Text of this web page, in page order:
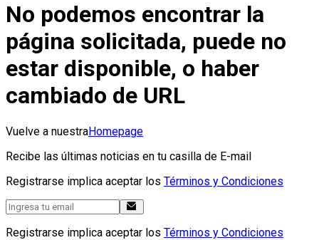
No podemos encontrar la
página solicitada, puede no
estar disponible, o haber
cambiado de URL
Vuelve a nuestraHomepage
Recibe las últimas noticias en tu casilla de E-mail
Registrarse implica aceptar los Términos y Condiciones
Registrarse implica aceptar los Términos y Condiciones